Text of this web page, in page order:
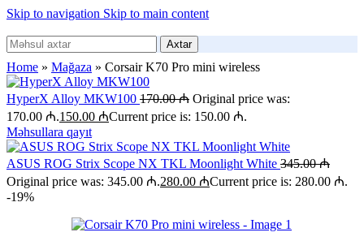
Skip to navigation Skip to main content
Axtar
Home » Mağaza » Corsair K70 Pro mini wireless
HyperX Alloy MKW100 170.00₼ Original price was:
170.00 ₼.150.00 ₼Current price is: 150.00 ₼.
Məhsullara qayıt
ASUS ROG Strix Scope NX TKL Moonlight White 345.00₼
Original price was: 345.00 ₼.280.00 ₼Current price is: 280.00 ₼.
-19%